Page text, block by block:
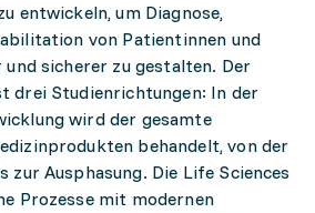
entwickeln, um Diagnose,
von Patientinnen und
sicherer zu gestalten. Der
drei Studienrichtungen: In der
wird der gesamte
behandelt, von der
zur Ausphasung. Die Life Sciences
Prozesse mit modernen